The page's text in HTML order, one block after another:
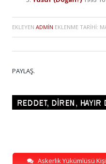
EKLEYEN ADMIN EKLENME TARIHI:
PAYLAŞ.
Askerlik Yükümlüsü